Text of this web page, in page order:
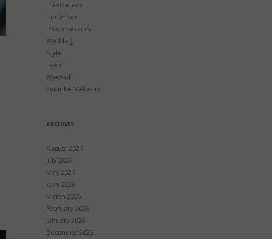
Publications
Hot or Not
Photo Session
Wedding
Style
Event
Wywiad
Youtube Make-up
ARCHIVES
August 2026
July 2026
May 2026
April 2026
March 2026
February 2026
January 2026
December 2025